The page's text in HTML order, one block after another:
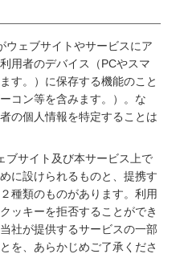
ウェブサイトやサービスにア
用者のデバイス（PCやスマ
す。）に保存する機能のこと
コン等を含みます。）。な
の個人情報を特定することは
ブサイト及び本サービス上で
に設けられるものと、提携す
種類のものがあります。利用
ッキーを拒否することができ
社が提供するサービスの一部
を、あらかじめご了承くださ